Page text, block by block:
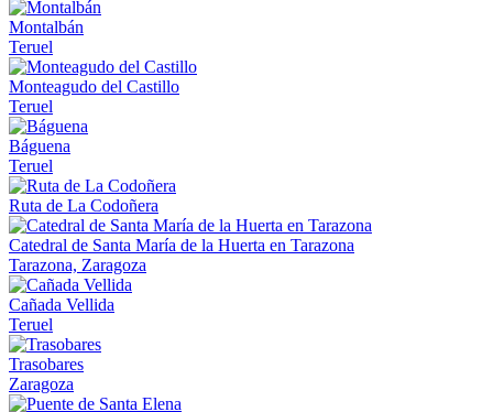
Montalbán
Teruel
Monteagudo del Castillo
Teruel
Báguena
Teruel
Ruta de La Codoñera
Catedral de Santa María de la Huerta en Tarazona
Tarazona, Zaragoza
Cañada Vellida
Teruel
Trasobares
Zaragoza